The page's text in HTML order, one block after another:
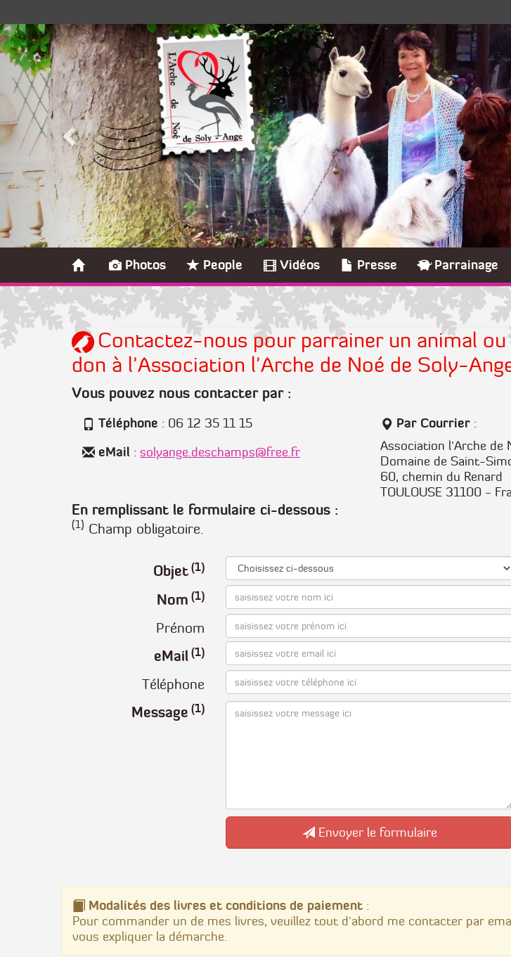
Photos People Vidéos Presse Parrainage
Contactez-nous pour parrainer un animal
don à l'Association l'Arche de Noé de Soly-
Vous pouvez nous contacter par :
Téléphone : 06 12 35 11 15
eMail : solyange.deschamps@free.fr
Par Courrier:
Association l'Arche de
Domaine de Saint-
60, chemin du Renard
TOULOUSE 31100 -
En remplissant le formulaire ci-dessous :
(1) Champ obligatoire.
Objet
Nom
Prénom
eMail
Téléphone
Message
Envoyer le formulaire
Modalités des livres et conditions de paiement :
Pour commander un de mes livres, veuillez tout d'abord me contacter par
vous expliquer la démarche.